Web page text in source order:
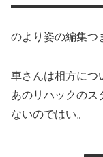
のより姿の編集つ
車さんは相方につ
あのリハックのス
ないのではい。